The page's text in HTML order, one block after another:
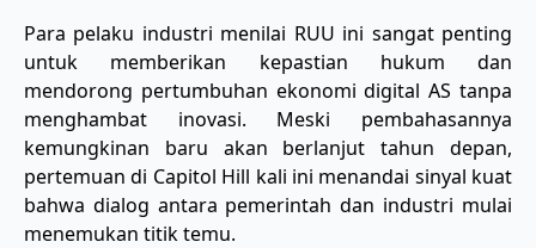
Para pelaku industri menilai RUU ini sangat penting
untuk memberikan kepastian hukum dan
mendorong pertumbuhan ekonomi digital AS tanpa
menghambat inovasi. Meski pembahasannya
kemungkinan baru akan berlanjut tahun depan,
pertemuan di Capitol Hill kali ini menandai sinyal kuat
bahwa dialog antara pemerintah dan industri mulai
menemukan titik temu.